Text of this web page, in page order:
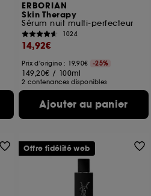
ERBORIAN
Skin Therapy
Sérum nuit multi-perfecteur
1024
14,92€
Prix d'origine : 19,90€ -25%
149,20€ / 100ml
2 contenances disponibles
Ajouter au panier
Offre fidélité web